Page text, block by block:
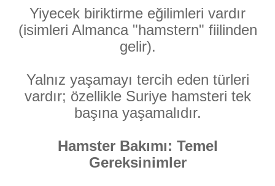
Yiyecek biriktirme eğilimleri vardır
(isimleri Almanca "hamstern" fiilinden
gelir).
Yalnız yaşamayı tercih eden türleri
vardır; özellikle Suriye hamsteri tek
başına yaşamalıdır.
Hamster Bakımı: Temel
Gereksinimler